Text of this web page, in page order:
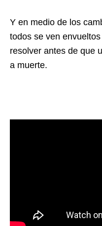
Y en medio de los
todos se ven
resolver antes de que
a muerte.